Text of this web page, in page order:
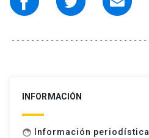
INFORMACIÓN
face Información periodística